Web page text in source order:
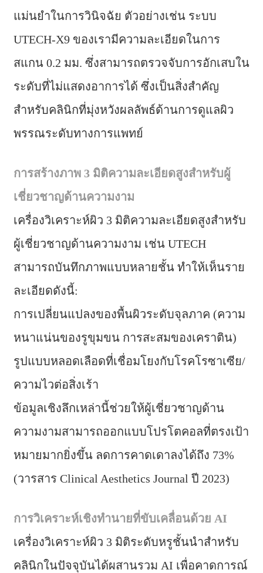
แม่นยำในการวินิจฉัย ตัวอย่างเช่น ระบบ
UTECH-X9 ของเรามีความละเอียดในการ
สแกน 0.2 มม. ซึ่งสามารถตรวจจับการอักเสบใน
ระดับที่ไม่แสดงอาการได้ ซึ่งเป็นสิ่งสำคัญ
สำหรับคลินิกที่มุ่งหวังผลลัพธ์ด้านการดูแลผิว
พรรณระดับทางการแพทย์
การสร้างภาพ 3 มิติความละเอียดสูงสำหรับผู้
เชี่ยวชาญด้านความงาม
เครื่องวิเคราะห์ผิว 3 มิติความละเอียดสูงสำหรับ
ผู้เชี่ยวชาญด้านความงาม เช่น UTECH
สามารถบันทึกภาพแบบหลายชั้น ทำให้เห็นราย
ละเอียดดังนี้:
การเปลี่ยนแปลงของพื้นผิวระดับจุลภาค (ความ
หนาแน่นของรูขุมขน การสะสมของเคราติน)
รูปแบบหลอดเลือดที่เชื่อมโยงกับโรคโรซาเซีย/
ความไวต่อสิ่งเร้า
ข้อมูลเชิงลึกเหล่านี้ช่วยให้ผู้เชี่ยวชาญด้าน
ความงามสามารถออกแบบโปรโตคอลที่ตรงเป้า
หมายมากยิ่งขึ้น ลดการคาดเดาลงได้ถึง 73%
(วารสาร Clinical Aesthetics Journal ปี 2023)
การวิเคราะห์เชิงทำนายที่ขับเคลื่อนด้วย AI
เครื่องวิเคราะห์ผิว 3 มิติระดับหรูชั้นนำสำหรับ
คลินิกในปัจจุบันได้ผสานรวม AI เพื่อคาดการณ์